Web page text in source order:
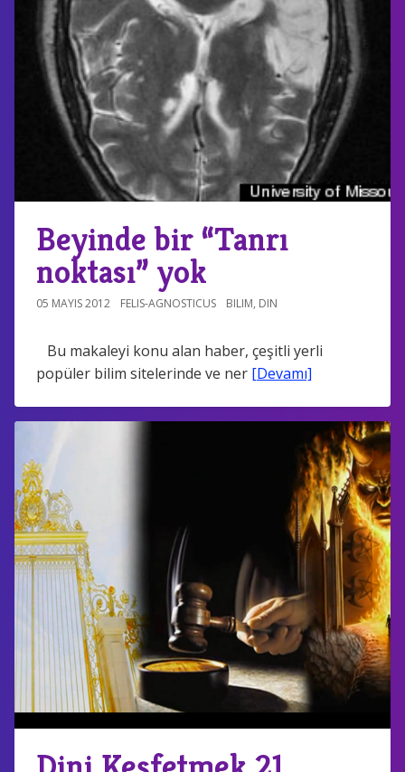
Beyinde bir “Tanrı
noktası” yok
05 MAYIS 2012 FELIS-AGNOSTICUS BILIM, DIN
Bu makaleyi konu alan haber, çeşitli yerli
popüler bilim sitelerinde ve ner [Devamı]